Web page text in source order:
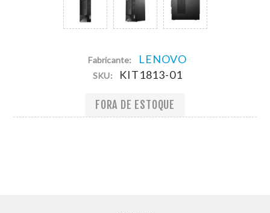
Fabricante: LENOVO
SKU: KIT1813-01
FORA DE ESTOQUE